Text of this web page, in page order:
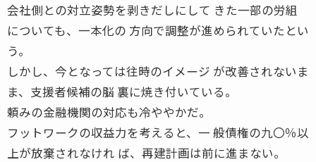
会社側との対立姿勢を剥きだしにして きた一部の労組
についても、一本化の 方向で調整が進められていたとい
う。
しかし、今となっては往時のイメージ が改善されないま
ま、支援者候補の脳 裏に焼き付いている。
頼みの金融機関の対応も冷ややかだ。
フットワークの収益力を考えると、一 般債権の九〇％以
上が放棄されなけれ ば、再建計画は前に進まない。